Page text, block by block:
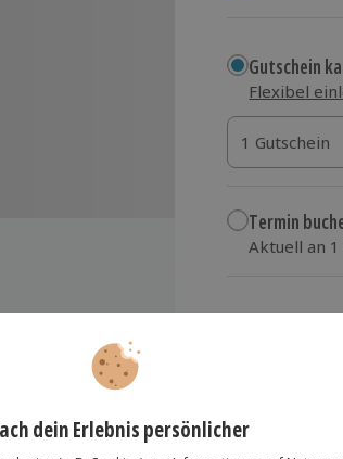
Gutschein
Flexibel
1 Gutschein
1 Gutschein
1 Gutschein
Termin
Aktuell an
49,90 €